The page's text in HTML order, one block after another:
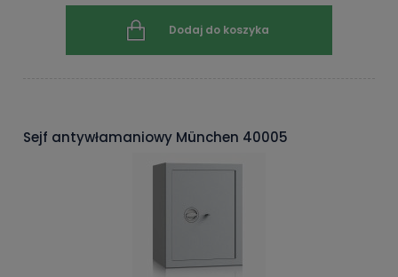
Dodaj do koszyka
Sejf antywłamaniowy München 40005